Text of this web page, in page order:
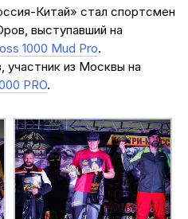
Китай» стал спортсмен
выступавший на
1000 Mud Pro.
участник из Москвы на
PRO.